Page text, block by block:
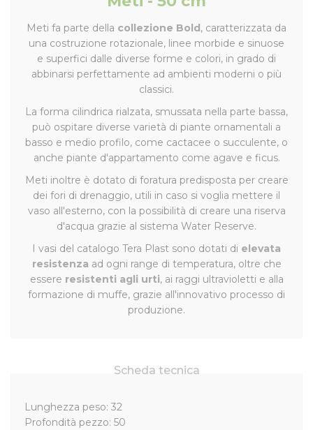
Meti fa parte della collezione Bold, caratterizzata da
una costruzione rotazionale, linee morbide e sinuose
e superfici dalle diverse forme e colori, in grado di
abbinarsi perfettamente ad ambienti moderni o più
classici.
La forma cilindrica rialzata, smussata nella parte bassa,
può ospitare diverse varietà di piante ornamentali a
basso e medio profilo, come cactacee o succulente, o
anche piante d'appartamento come agave e ficus.
Meti inoltre è dotato di foratura predisposta per creare
dei fori di drenaggio, utili in caso si voglia mettere il
vaso all'esterno, con la possibilità di creare una riserva
d'acqua grazie al sistema Water Reserve.
I vasi del catalogo Tera Plast sono dotati di elevata
resistenza ad ogni range di temperatura, oltre che
essere resistenti agli urti, ai raggi ultravioletti e alla
formazione di muffe, grazie all'innovativo processo di
produzione.
Scheda tecnica
Lunghezza peso: 32
Profondità pezzo: 50